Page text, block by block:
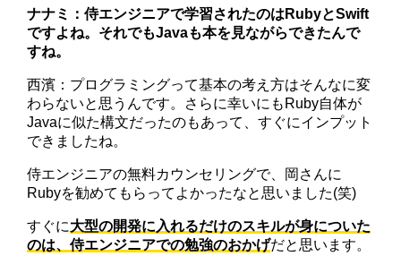
ナナミ：侍エンジニアで学習されたのはRubyとSwift
ですよね。それでもJavaも本を見ながらできたんで
すね。
西濱：プログラミングって基本の考え方はそんなに変
わらないと思うんです。さらに幸いにもRuby自体が
Javaに似た構文だったのもあって、すぐにインプット
できましたね。
侍エンジニアの無料カウンセリングで、岡さんに
Rubyを勧めてもらってよかったなと思いました(笑)
すぐに大型の開発に入れるだけのスキルが身についた
のは、侍エンジニアでの勉強のおかげだと思います。